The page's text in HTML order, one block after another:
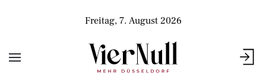
Freitag, 7. August 2026